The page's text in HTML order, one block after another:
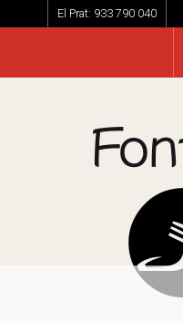
El Prat: 933 790 040